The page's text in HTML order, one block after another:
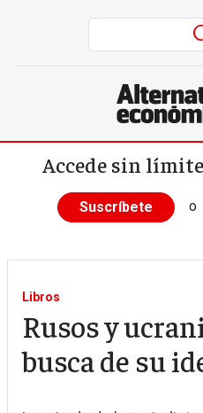
Pasar al contenido principal
Accede sin
Suscríbete o
Libros
Rusos y
busca de su